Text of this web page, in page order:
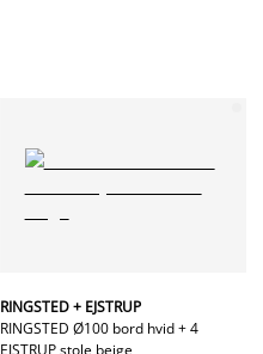
RINGSTED + EJSTRUP
RINGSTED Ø100 bord hvid + 4
EJSTRUP stole beige